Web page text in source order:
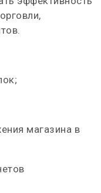
магазина в